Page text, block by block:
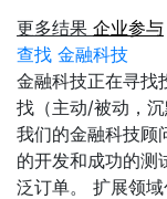
更多结果 企业参与
查找 金融科技
金融科技正在寻找
找（主动/被动，
我们的金融科技顾
的开发和成功的测
泛订单。 扩展领域